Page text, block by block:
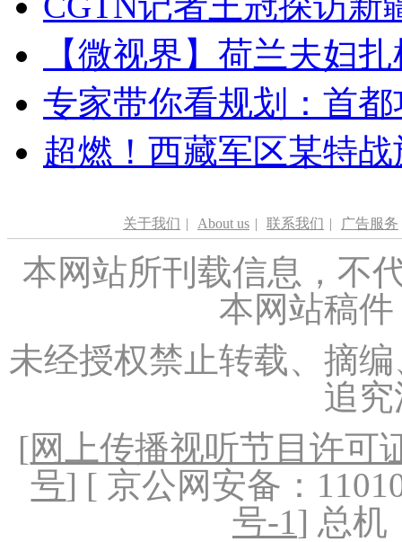
【微视界】荷兰夫妇
专家带你看规划：首
超燃！西藏军区某特
关于我们 | About us | 联系我们 | 广告服务
本网站所刊载信息，不
本网站稿
未经授权禁止转载、摘
追
[网上传播视听节目许可
号] [ 京公网安备：
号-1] 总机